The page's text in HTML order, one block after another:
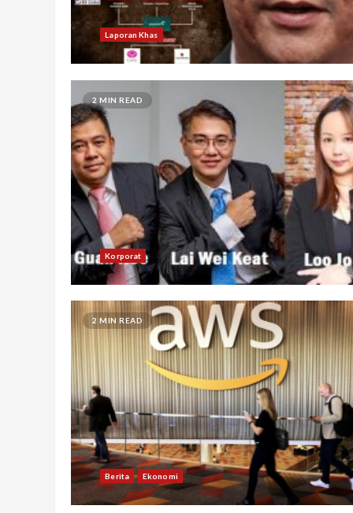
Laporan Khas
2 MIN READ
Korporat
2 MIN READ
Berita Ekonomi